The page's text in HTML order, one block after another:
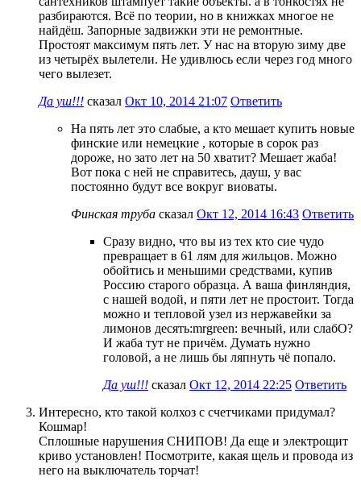
разбираются. Всё по теории, но в книжках многое не
найдёш. Запорные задвижки эти не ремонтные.
Простоят максимум пять лет. У нас на вторую зиму две
из четырёх вылетели. Не удивлюсь если через год много
чего вылезет.
Да уш!!! сказал Окт 10, 2014 21:07 Ответить
На пять лет это слабые, а кто мешает купить новые
финские или немецкие , которые в сорок раз
дороже, но зато лет на 50 хватит? Мешает жаба!
Вот пока с ней не справитесь, дауш, у вас
постоянно будут все вокруг виоваты.
Финская труба сказал Окт 12, 2014 16:43 Ответить
Сразу видно, что вы из тех кто сие чудо
превращает в 61 лям для жильцов. Можно
обойтись и меньшими средствами, купив
Россию старого образца. А ваша финляндия,
с нашей водой, и пяти лет не простоит. Тогда
можно и тепловой узел из нержавейки за
лимонов десять:mrgreen: вечный, или слабО?
И жаба тут не причём. Думать нужно
головой, а не лишь бы ляпнуть чё попало.
Да уш!!! сказал Окт 12, 2014 22:25 Ответить
Интересно, кто такой колхоз с счетчиками придумал?
Кошмар!
Сплошные нарушения СНИПОВ! Да еще и электрощит
криво установлен! Посмотрите, какая щель и провода из
него на выключатель торчат!